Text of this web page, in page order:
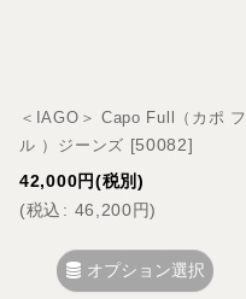
＜IAGO＞ Capo Full（カポ フ
ル ）ジーンズ [50082]
42,000円(税別)
(税込 : 46,200円)
オプション選択